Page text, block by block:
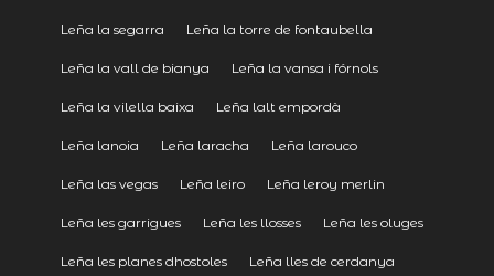
Leña la segarra Leña la torre de fontaubella
Leña la vall de bianya Leña la vansa i fórnols
Leña la vilella baixa Leña lalt empordà
Leña lanoia Leña laracha Leña larouco
Leña las vegas Leña leiro Leña leroy merlin
Leña les garrigues Leña les llosses Leña les oluges
Leña les planes dhostoles Leña lles de cerdanya